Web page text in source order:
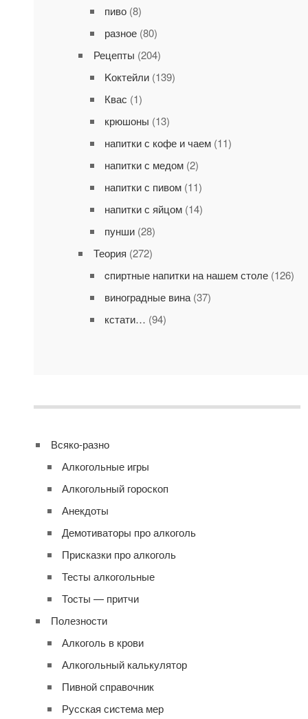
пиво(8)
разное(80)
Рецепты (204)
Kоктейли(139)
Квас (1)
крюшоны (13)
напитки с кофе и чаем(11)
напитки с медом(2)
напитки с пивом(11)
напитки с яйцом(14)
пунши(28)
Теория (272)
cпиртные напитки на нашем столе(126)
виноградные вина(37)
кстати… (94)
Всяко-разно
Алкогольные игры
Алкогольный гороскоп
Анекдоты
Демотиваторы про алкоголь
Присказки про алкоголь
Тесты алкогольные
Тосты — притчи
Полезности
Алкоголь в крови
Алкогольный калькулятор
Пивной справочник
Русская система мер